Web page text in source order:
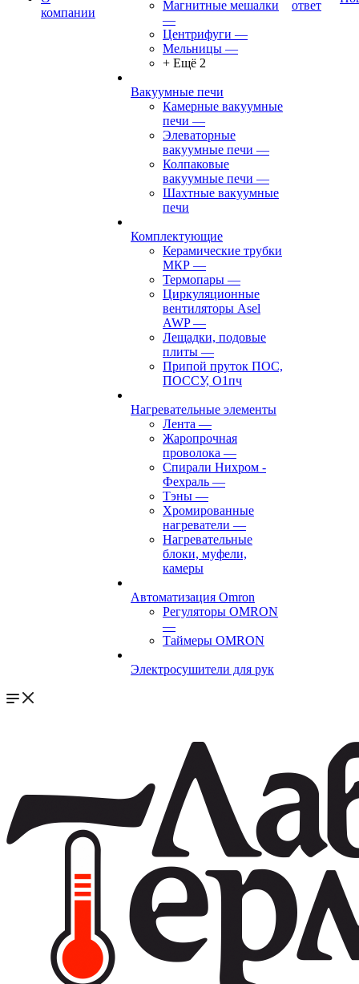
компании
Магнитные мешалки
—
Центрифуги —
Мельницы —
+ Ещё 2
Вакуумные печи
Камерные вакуумные
печи —
Элеваторные
вакуумные печи —
Колпаковые
вакуумные печи —
Шахтные вакуумные
печи
Комплектующие
Керамические трубки
МКР —
Термопары —
Циркуляционные
вентиляторы Asel
AWP—
Лещадки, подовые
плиты —
Припой пруток ПОС,
ПОССУ, О1пч
Нагревательные элементы
Лента —
Жаропрочная
проволока —
Спирали Нихром -
Фехраль —
Тэны —
Хромированные
нагреватели —
Нагревательные
блоки, муфели,
камеры
Автоматизация Omron
Регуляторы OMRON
—
Таймеры OMRON
Электросушители для рук
ответ